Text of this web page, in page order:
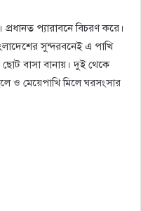
প্যারাবনে বিচরণ করে।
সুন্দরবনেই এ পাখি
ছোট বাসা বানায়। দুই থেকে
ও মেয়েপাখি মিলে ঘরসংসার